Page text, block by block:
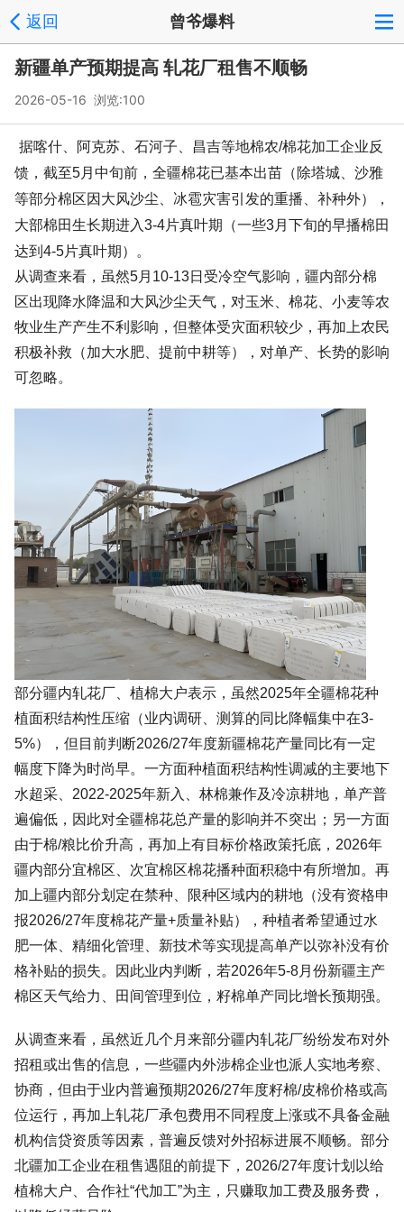
返回 曾爷爆料
新疆单产预期提高 轧花厂租售不顺畅
2026-05-16 浏览:100
据喀什、阿克苏、石河子、昌吉等地棉农/棉花加工企业反
馈，截至5月中旬前，全疆棉花已基本出苗（除塔城、沙雅
等部分棉区因大风沙尘、冰雹灾害引发的重播、补种外），
大部棉田生长期进入3-4片真叶期（一些3月下旬的早播棉田
达到4-5片真叶期）。
从调查来看，虽然5月10-13日受冷空气影响，疆内部分棉
区出现降水降温和大风沙尘天气，对玉米、棉花、小麦等农
牧业生产产生不利影响，但整体受灾面积较少，再加上农民
积极补救（加大水肥、提前中耕等），对单产、长势的影响
可忽略。
部分疆内轧花厂、植棉大户表示，虽然2025年全疆棉花种
植面积结构性压缩（业内调研、测算的同比降幅集中在3-
5%），但目前判断2026/27年度新疆棉花产量同比有一定
幅度下降为时尚早。一方面种植面积结构性调减的主要地下
水超采、2022-2025年新入、林棉兼作及冷凉耕地，单产普
遍偏低，因此对全疆棉花总产量的影响并不突出；另一方面
由于棉/粮比价升高，再加上有目标价格政策托底，2026年
疆内部分宜棉区、次宜棉区棉花播种面积稳中有所增加。再
加上疆内部分划定在禁种、限种区域内的耕地（没有资格申
报2026/27年度棉花产量+质量补贴），种植者希望通过水
肥一体、精细化管理、新技术等实现提高单产以弥补没有价
格补贴的损失。因此业内判断，若2026年5-8月份新疆主产
棉区天气给力、田间管理到位，籽棉单产同比增长预期强。
从调查来看，虽然近几个月来部分疆内轧花厂纷纷发布对外
招租或出售的信息，一些疆内外涉棉企业也派人实地考察、
协商，但由于业内普遍预期2026/27年度籽棉/皮棉价格或高
位运行，再加上轧花厂承包费用不同程度上涨或不具备金融
机构信贷资质等因素，普遍反馈对外招标进展不顺畅。部分
北疆加工企业在租售遇阻的前提下，2026/27年度计划以给
植棉大户、合作社“代加工”为主，只赚取加工费及服务费，